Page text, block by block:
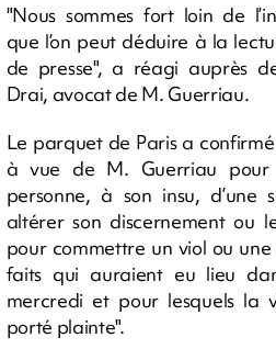
"Nous sommes fort loin de
que l’on peut déduire à la
de presse", a réagi auprès
Drai, avocat de M. Guerriau.
Le parquet de Paris a
à vue de M. Guerriau pour
personne, à son insu, d’une
altérer son discernement ou
pour commettre un viol ou une
faits qui auraient eu lieu
mercredi et pour lesquels la
porté plainte".